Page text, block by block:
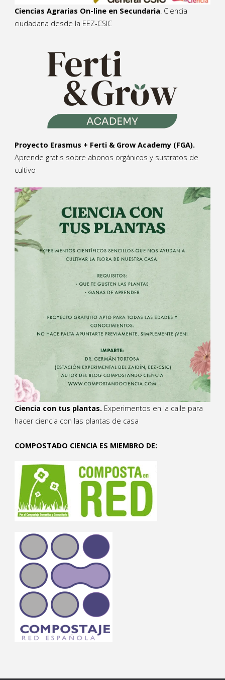
Ciencias Agrarias On-line en Secundaria . Ciencia
ciudadana desde la EEZ-CSIC
Proyecto Erasmus + Ferti & Grow Academy (FGA).
Aprende gratis sobre abonos orgánicos y sustratos de
cultivo
Ciencia con tus plantas. Experimentos en la calle para
hacer ciencia con las plantas de casa
COMPOSTADO CIENCIA ES MIEMBRO DE: